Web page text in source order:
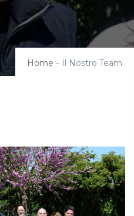
Home - Il Nostro Team